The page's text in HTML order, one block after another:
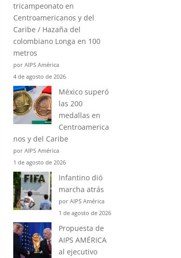
tricampeonato en
Centroamericanos y del
Caribe / Hazaña del
colombiano Longa en 100
metros
por AIPS América
4 de agosto de 2026
México superó
las 200
medallas en
Centroamerica
nos y del Caribe
por AIPS América
1 de agosto de 2026
Infantino dió
marcha atrás
por AIPS América
1 de agosto de 2026
Propuesta de
AIPS AMÉRICA
al ejecutivo